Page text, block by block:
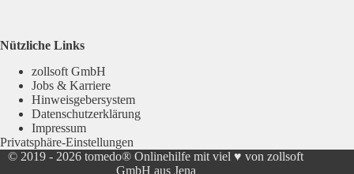
Nützliche Links
zollsoft GmbH
Jobs & Karriere
Hinweisgebersystem
Datenschutzerklärung
Impressum
Privatsphäre-Einstellungen
© 2019 - 2026tomedo® Onlinehilfe mit viel ♥ von zollsoft
GmbH aus Jena